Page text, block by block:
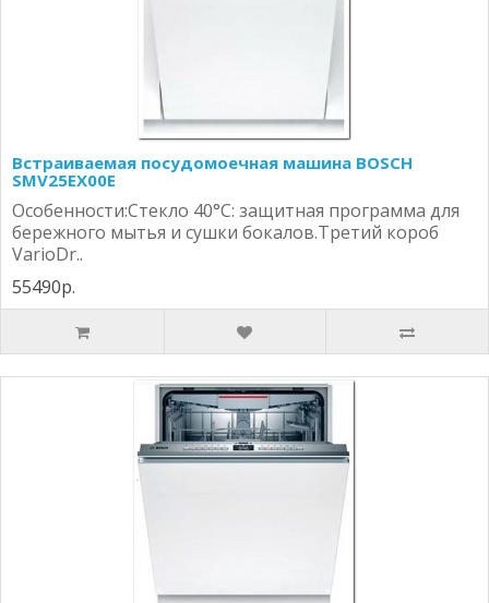
Встраиваемая посудомоечная машина BOSCH
SMV25EX00E
Особенности:Стекло 40°C: защитная программа для
бережного мытья и сушки бокалов.Третий короб
VarioDr..
55490р.